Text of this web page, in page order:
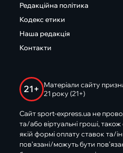
Редакційна політика
Кодекс етики
Наша редакція
Контакти
21+
Матеріали сайту
21 року (21+)
Сайт sport-express.ua не
та/або віртуальні гроші,
якій формі оплату ставок та/
пов’язані/можуть бути